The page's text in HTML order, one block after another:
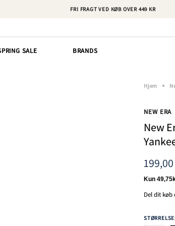
FRI FRAGT VED KØB OVER 449 KR
SALE BRANDS
Hjem
NEW ERA
New
Del dit køb